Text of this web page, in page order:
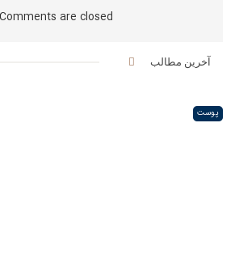
Comments are closed.
آخرین مطالب
پوست